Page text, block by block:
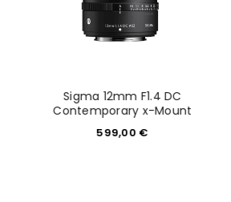
Sigma 12mm F1.4 DC
Contemporary x-Mount
599,00 €